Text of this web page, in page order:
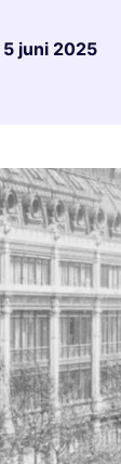
5 juni 2025